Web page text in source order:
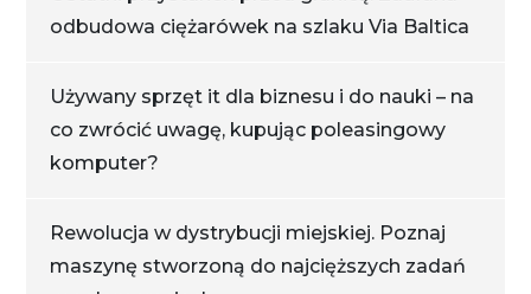
odbudowa ciężarówek na szlaku Via Baltica
Używany sprzęt it dla biznesu i do nauki – na
co zwrócić uwagę, kupując poleasingowy
komputer?
Rewolucja w dystrybucji miejskiej. Poznaj
maszynę stworzoną do najcięższych zadań